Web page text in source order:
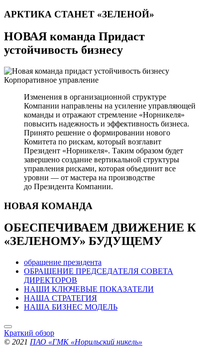
АРКТИКА СТАНЕТ «ЗЕЛЕНОЙ»
НОВАЯ команда Придаст
устойчивость бизнесу
Корпоративное управление
Изменения в организационной структуре
Компании направлены на усиление управляющей
команды и отражают стремление «Норникеля»
повысить надежность и эффективность бизнеса.
Принято решение о формировании нового
Комитета по рискам, который возглавит
Президент «Норникеля». Таким образом будет
завершено создание вертикальной структуры
управления рисками, которая объединит все
уровни — от мастера на производстве
до Президента Компании.
НОВАЯ КОМАНДА
ОБЕСПЕЧИВАЕМ ДВИЖЕНИЕ К
«ЗЕЛЕНОМУ» БУДУЩЕМУ
обращение президента
ОБРАЩЕНИЕ ПРЕДСЕДАТЕЛЯ СОВЕТА
ДИРЕКТОРОВ
НАШИ КЛЮЧЕВЫЕ ПОКАЗАТЕЛИ
НАША СТРАТЕГИЯ
НАША БИЗНЕС МОДЕЛЬ
Краткий обзор
© 2021 ПАО «ГМК «Норильский никель»